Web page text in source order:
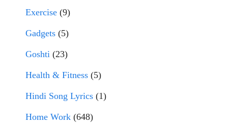
Exercise (9)
Gadgets (5)
Goshti (23)
Health & Fitness (5)
Hindi Song Lyrics (1)
Home Work (648)